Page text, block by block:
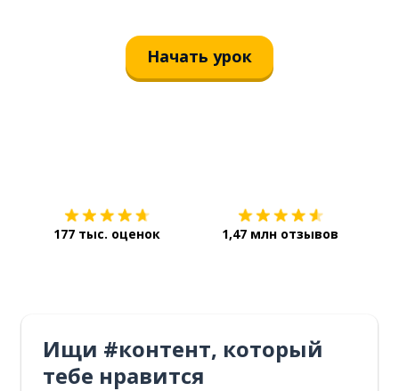
Начать урок
177 тыс. оценок 1,47 млн отзывов
Ищи #контент, который
тебе нравится